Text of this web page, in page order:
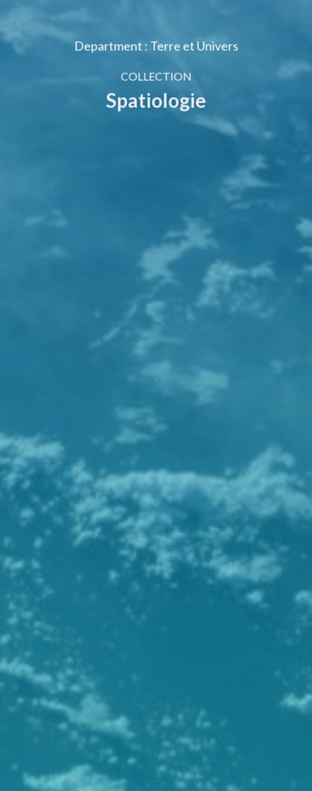
Department : Terre et Univers
COLLECTION
Spatiologie